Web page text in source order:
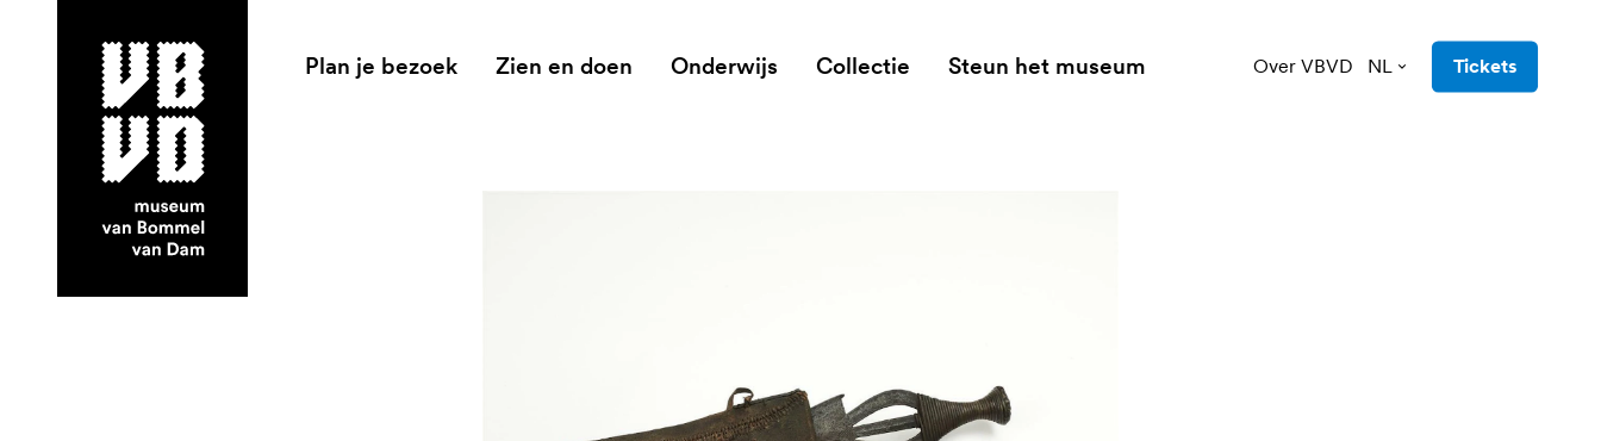
museum van Bommel van Dam
Plan je bezoek Zien en doen Onderwijs Collectie Steun het museum Over VBVD NL Tickets